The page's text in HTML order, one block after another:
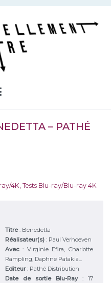
– PATHÉ
4K Tests Blu-ray/Blu-ray 4K
Titre: Benedetta
Réalisateur(s) : Paul Verhoeven
Avec: Virginie Efira, Charlotte
Rampling, Daphne Patakia...
Editeur: Pathé Distribution
Date de sortie Blu-Ray : 17